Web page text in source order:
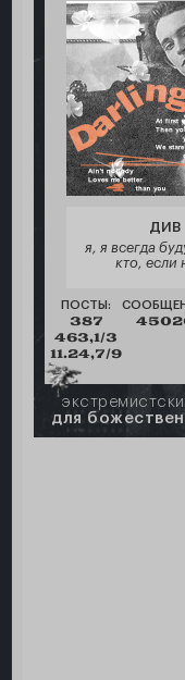
ДИВ
я, я всегда
кто, если
ПОСТЫ:
387
463,1/3
11.24,7/9
для